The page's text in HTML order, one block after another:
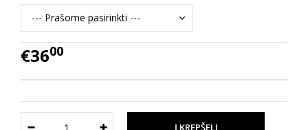
€3600